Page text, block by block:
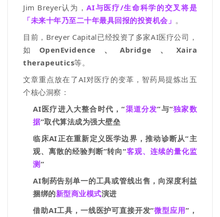
Jim Breyer认为，AI与医疗/生命科学的交叉将是
「未来十年乃至二十年最具回报的投资机会」 。
目前， Breyer Capital已经投资了多家AI医疗公司，
如 OpenEvidence、Abridge 、Xaira
therapeutics等。
文章重点放在了AI对医疗的变革，智药局提炼出五
个核心洞察：
AI医疗进入大整合时代，“渠道分发”与“独家数
据”取代算法成为强大壁垒
临床AI正在重新定义医学边界，推动诊断从“主
观、离散的经验判断”转向“客观、连续的量化监
测”
AI制药告别单一的工具或管线出售，向深度利益
捆绑的新型商业模式演进
借助AI工具，一线医护可直接开发“微型应用”，